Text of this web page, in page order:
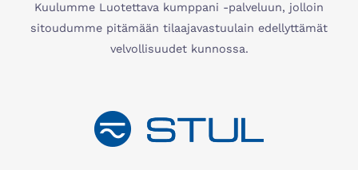
Kuulumme Luotettava kumppani -palveluun, jolloin
sitoudumme pitämään tilaajavastuulain edellyttämät
velvollisuudet kunnossa.